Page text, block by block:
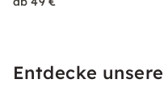
Entdecke